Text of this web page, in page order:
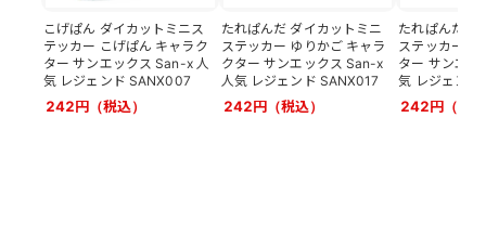
こげぱん ダイカットミニス
テッカー こげぱん キャラク
ター サンエックス San-x 人
気 レジェンド SANX007
242円（税込）
たれぱんだ ダイカットミニ
ステッカー ゆりかご キャラ
クター サンエックス San-x
人気 レジェンド SANX017
242円（税込）
たれぱんだ ダ
ステッカー パ
ター サンエ
気 レジェンド
242円（税